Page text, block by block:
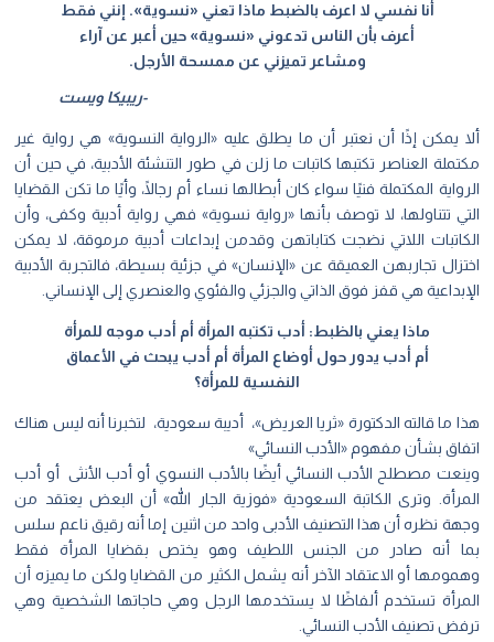
أنا نفسي لا اعرف بالضبط ماذا تعني «نسوية». إنني فقط
أعرف بأن الناس تدعوني «نسوية» حين أعبر عن آراء
ومشاعر تميزني عن ممسحة الأرجل.
-ريبيكا ويست
ألا يمكن إذًا أن نعتبر أن ما يطلق عليه «الرواية النسوية» هي رواية غير
مكتملة العناصر تكتبها كاتبات ما زلن في طور التنشئة الأدبية، في حين أن
الرواية المكتملة فنيًا سواء كان أبطالها نساء أم رجالًا، وأيًا ما تكن القضايا
التي تتناولها، لا توصف بأنها «رواية نسوية» فهي رواية أدبية وكفى، وأن
الكاتبات اللاتي نضجت كتاباتهن وقدمن إبداعات أدبية مرموقة، لا يمكن
اختزال تجاربهن العميقة عن «الإنسان» في جزئية بسيطة، فالتجربة الأدبية
الإبداعية هي قفز فوق الذاتي والجزئي والفئوي والعنصري إلى الإنساني.
ماذا يعني بالظبط: أدب تكتبه المرأة أم أدب موجه للمرأة
أم أدب يدور حول أوضاع المرأة أم أدب يبحث في الأعماق
النفسية للمرأة؟
هذا ما قالته الدكتورة «ثريا العريض»، أديبة سعودية، لتخبرنا أنه ليس هناك
اتفاق بشأن مفهوم «الأدب النسائي»
وينعت مصطلح الأدب النسائي أيضًا بالأدب النسوي أو أدب الأنثى أو أدب
المرأة. وترى الكاتبة السعودية «فوزية الجار الله» أن البعض يعتقد من
وجهة نظره أن هذا التصنيف الأدبى واحد من اثنين إما أنه رقيق ناعم سلس
بما أنه صادر من الجنس اللطيف وهو يختص بقضايا المرأة فقط
وهمومها أو الاعتقاد الآخر أنه يشمل الكثير من القضايا ولكن ما يميزه أن
المرأة تستخدم ألفاظًا لا يستخدمها الرجل وهي حاجاتها الشخصية وهي
ترفض تصنيف الأدب النسائي.